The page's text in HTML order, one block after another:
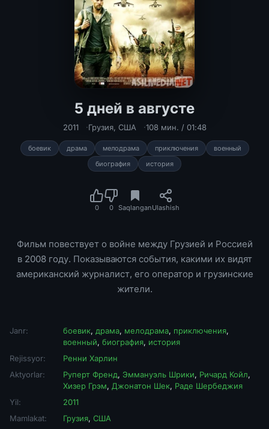
5 дней в августе
5 дней в августе 2011 / 5 Days of
2011 Грузия, США 108 мин. / 01:48
боевик драма мелодрама приключения
военный
биография
история
0 0 SaqlanganUlashish
Фильм повествует о войне между Грузией и Россией
в 2008 году. Показываются события, какими их видят
американский журналист, его оператор и грузинские
жители.
Janr: боевик, драма, мелодрама, приключения,
военный, биография, история
Rejissyor:
Ренни Харлин
Aktyorlar:
Руперт Френд, Эммануэль Шрики, Ричард Койл,
Хизер Грэм, Джонатон Шек, Раде Шербеджия
Yil:
2011
Mamlakat:
Грузия, США